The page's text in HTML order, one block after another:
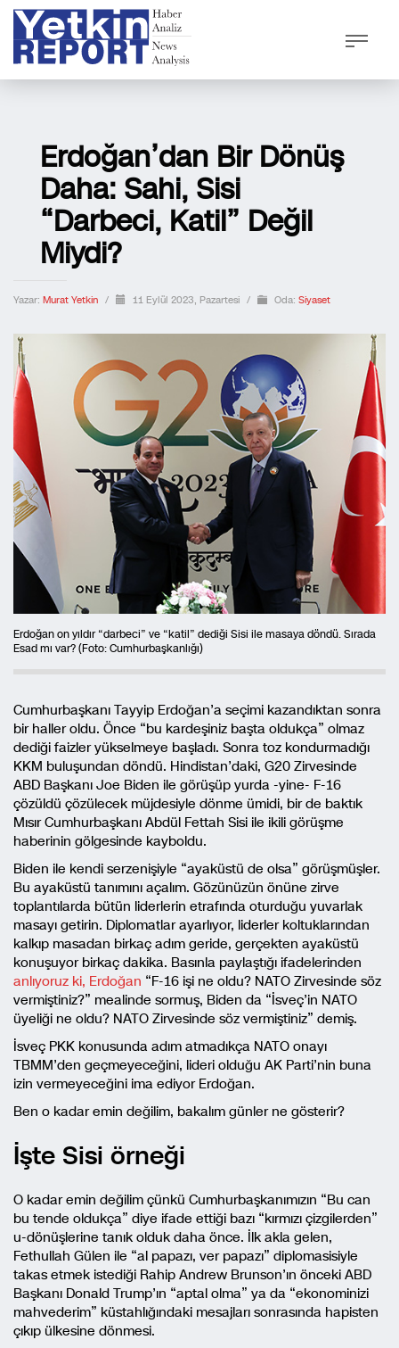
Erdoğan’dan Bir Dönüş
Daha: Sahi, Sisi
“darbeci, Katil” Değil
Miydi?
Yazar: Murat Yetkin / 11 Eylül 2023, Pazartesi / Oda: Siyaset
Erdoğan on yıldır “darbeci” ve “katil” dediği Sisi ile masaya döndü. Sırada
Esad mı var? (Foto: Cumhurbaşkanlığı)
Cumhurbaşkanı Tayyip Erdoğan’a seçimi kazandıktan sonra
bir haller oldu. Önce “bu kardeşiniz başta oldukça” olmaz
dediği faizler yükselmeye başladı. Sonra toz kondurmadığı
KKM buluşundan döndü. Hindistan’daki, G20 Zirvesinde
ABD Başkanı Joe Biden ile görüşüp yurda -yine- F-16
çözüldü çözülecek müjdesiyle dönme ümidi, bir de baktık
Mısır Cumhurbaşkanı Abdül Fettah Sisi ile ikili görüşme
haberinin gölgesinde kayboldu.
Biden ile kendi serzenişiyle “ayaküstü de olsa” görüşmüşler.
Bu ayaküstü tanımını açalım. Gözünüzün önüne zirve
toplantılarda bütün liderlerin etrafında oturduğu yuvarlak
masayı getirin. Diplomatlar ayarlıyor, liderler koltuklarından
kalkıp masadan birkaç adım geride, gerçekten ayaküstü
konuşuyor birkaç dakika. Basınla paylaştığı ifadelerinden
anlıyoruz ki, Erdoğan “F-16 işi ne oldu? NATO Zirvesinde söz
vermiştiniz?” mealinde sormuş, Biden da “İsveç’in NATO
üyeliği ne oldu? NATO Zirvesinde söz vermiştiniz” demiş.
İsveç PKK konusunda adım atmadıkça NATO onayı
TBMM’den geçmeyeceğini, lideri olduğu AK Parti’nin buna
izin vermeyeceğini ima ediyor Erdoğan.
Ben o kadar emin değilim, bakalım günler ne gösterir?
İşte Sisi örneği
O kadar emin değilim çünkü Cumhurbaşkanımızın “Bu can
bu tende oldukça” diye ifade ettiği bazı “kırmızı çizgilerden”
u-dönüşlerine tanık olduk daha önce. İlk akla gelen,
Fethullah Gülen ile “al papazı, ver papazı” diplomasisiyle
takas etmek istediği Rahip Andrew Brunson’ın önceki ABD
Başkanı Donald Trump’ın “aptal olma” ya da “ekonominizi
mahvederim” küstahlığındaki mesajları sonrasında hapisten
çıkıp ülkesine dönmesi.